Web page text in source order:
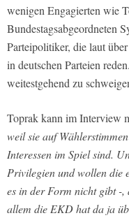
wenigen Engagierten wie
Bundestagsabgeordneten
Parteipolitiker, die laut
in deutschen Parteien
weitestgehend zu
Toprak kann im Interview
weil sie auf
Interessen im Spiel sind.
Privilegien und wollen die
es in der Form nicht gibt -,
allem die EKD hat da ja